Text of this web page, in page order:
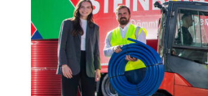
EPS
EPS
plus